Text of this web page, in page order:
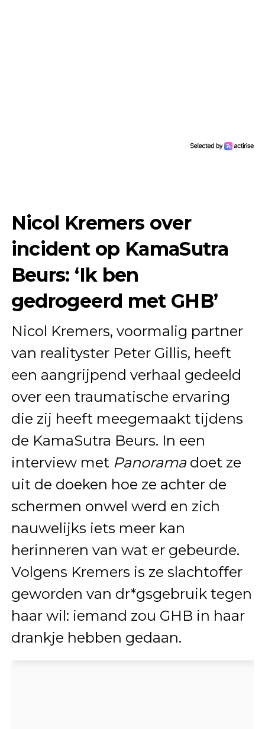
Nicol Kremers over
incident op KamaSutra
Beurs: ‘Ik ben
gedrogeerd met GHB’
Nicol Kremers, voormalig partner
van realityster Peter Gillis, heeft
een aangrijpend verhaal gedeeld
over een traumatische ervaring
die zij heeft meegemaakt tijdens
de KamaSutra Beurs. In een
interview met Panoramadoet ze
uit de doeken hoe ze achter de
schermen onwel werd en zich
nauwelijks iets meer kan
herinneren van wat er gebeurde.
Volgens Kremers is ze slachtoffer
geworden van dr*gsgebruik tegen
haar wil: iemand zou GHB in haar
drankje hebben gedaan.